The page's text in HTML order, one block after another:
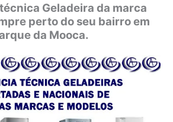
Geladeira da marca
perto do seu bairro em
da Mooca.